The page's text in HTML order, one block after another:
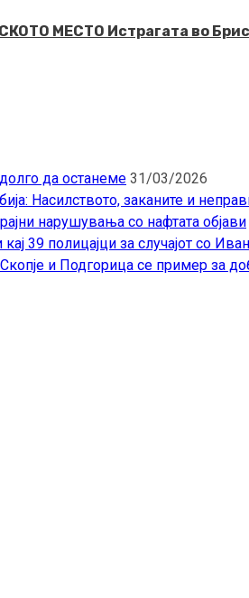
МЕСТО Истрагата во
да останеме 31/03/2026
Насилството, заканите и
нарушувања со нафтата објави
39 полицајци за случајот со
и Подгорица се пример за